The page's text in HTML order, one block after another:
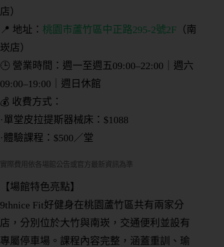
店）
📍 地址： 桃園市蘆竹區中正路295-2號2F （南
崁店）
🕒 營業時間：週一至週五09:00–22:00｜週六
09:00–19:00｜週日休館
💰 收費方式：
·單堂皮拉提斯器械床：$1088
·體驗課程：$500／堂
實際費用依各場館公告或官方最新資訊為準
【場館特色亮點】
9thnice Fit好健身在桃園蘆竹區共有兩家分
店，分別位於大竹與南崁，交通便利並設有
專屬停車場。課程內容完整，涵蓋重訓、瑜